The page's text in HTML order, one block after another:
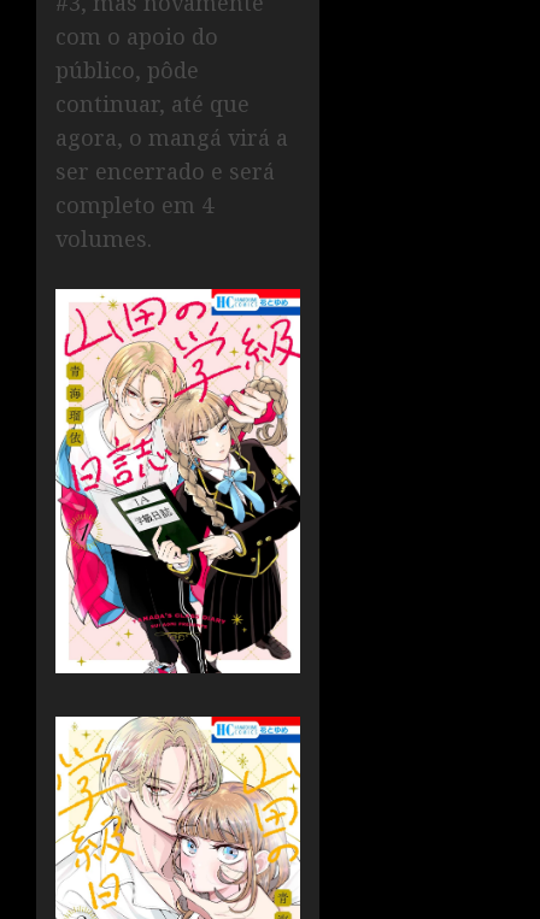
com o apoio do
público, pôde
continuar, até que
agora, o mangá virá a
ser encerrado e será
completo em 4
volumes.